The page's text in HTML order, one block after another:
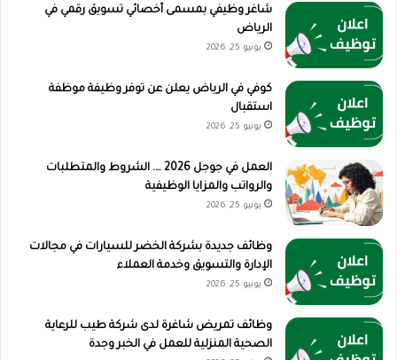
شاغر وظيفي بمسمى أخصائي تسويق رقمي في
الرياض
يونيو 25, 2026
كوفي في الرياض يعلن عن توفر وظيفة موظفة
استقبال
يونيو 25, 2026
العمل في جوجل 2026 …. الشروط والمتطلبات
والرواتب والمزايا الوظيفية
يونيو 25, 2026
وظائف جديدة بشركة الخضر للسيارات في مجالات
الإدارة والتسويق وخدمة العملاء
يونيو 25, 2026
وظائف تمريض شاغرة لدى شركة طيب للرعاية
الصحية المنزلية للعمل في الخبر وجدة